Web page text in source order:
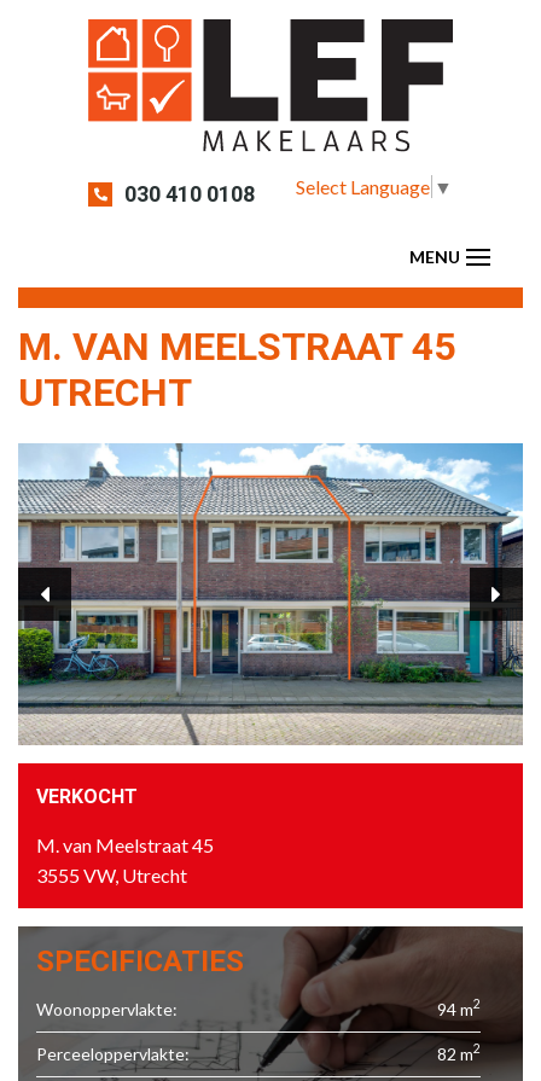
030 410 0108 Select Language ▼
M. VAN MEELSTRAAT 45
UTRECHT
VERKOCHT
M. van Meelstraat 45
3555 VW, Utrecht
SPECIFICATIES
Woonoppervlakte: 94 m2
Perceeloppervlakte: 82 m2